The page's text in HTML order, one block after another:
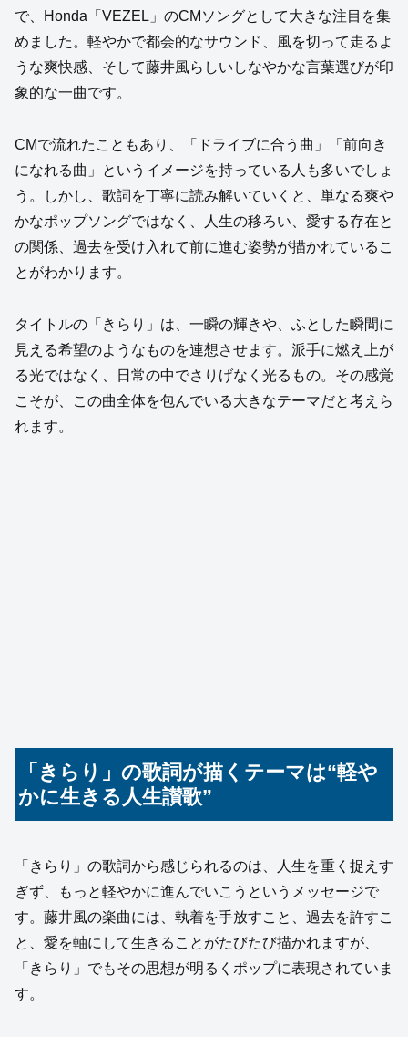
で、Honda「VEZEL」のCMソングとして大きな注目を集
めました。軽やかで都会的なサウンド、風を切って走るよ
うな爽快感、そして藤井風らしいしなやかな言葉選びが印
象的な一曲です。
CMで流れたこともあり、「ドライブに合う曲」「前向き
になれる曲」というイメージを持っている人も多いでしょ
う。しかし、歌詞を丁寧に読み解いていくと、単なる爽や
かなポップソングではなく、人生の移ろい、愛する存在と
の関係、過去を受け入れて前に進む姿勢が描かれているこ
とがわかります。
タイトルの「きらり」は、一瞬の輝きや、ふとした瞬間に
見える希望のようなものを連想させます。派手に燃え上が
る光ではなく、日常の中でさりげなく光るもの。その感覚
こそが、この曲全体を包んでいる大きなテーマだと考えら
れます。
「きらり」の歌詞が描くテーマは“軽や
かに生きる人生讃歌”
「きらり」の歌詞から感じられるのは、人生を重く捉えす
ぎず、もっと軽やかに進んでいこうというメッセージで
す。藤井風の楽曲には、執着を手放すこと、過去を許すこ
と、愛を軸にして生きることがたびたび描かれますが、
「きらり」でもその思想が明るくポップに表現されていま
す。